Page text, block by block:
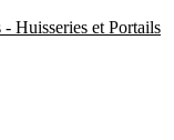
Huisseries et Portails